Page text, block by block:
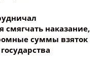
смягчать наказание,
суммы взяток